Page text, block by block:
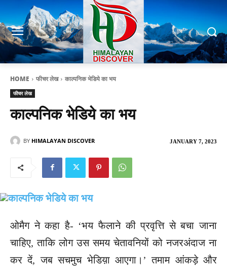
HOME फीचर लेख काल्पनिक भेडिये का भय
फीचर लेख
काल्पनिक भेडिये का भय
JANUARY 7, 2023
BY HIMALAYAN DISCOVER
ओमैग ने कहा है- ‘भय फैलाने की प्रवृत्ति से बचा जाना
चाहिए, ताकि लोग उस समय चेतावनियों को नजरअंदाज ना
कर दें, जब सचमुच भेडिय़ा आएगा।’ तमाम आंकड़े और